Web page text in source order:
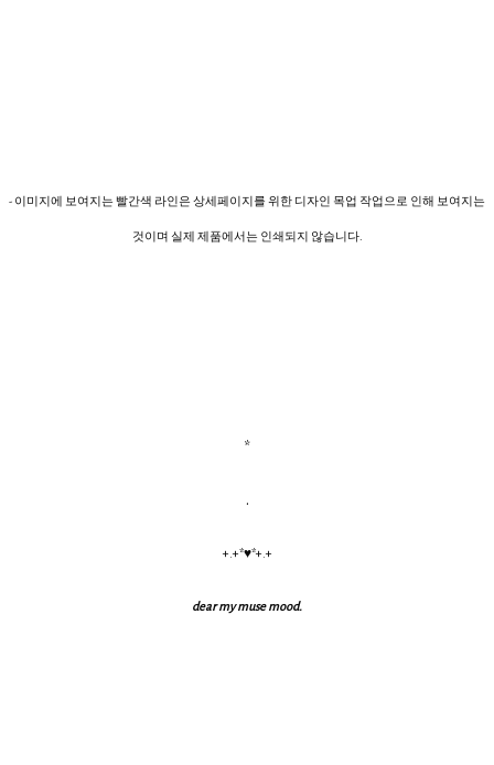
- 이미지에 보여지는 빨간색 라인은 상세페이지를 위한 디자인 목업 작업으로 인해 보여지는
것이며 실제 제품에서는 인쇄되지 않습니다.
*
.
+.+*♥*+.+
dear my muse mood.